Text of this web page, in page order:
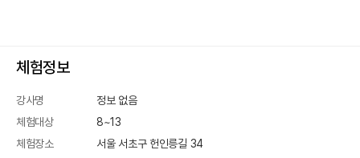
체험정보
강사명
정보 없음
체험대상
8~13
체험장소
서울 서초구 헌인릉길 34